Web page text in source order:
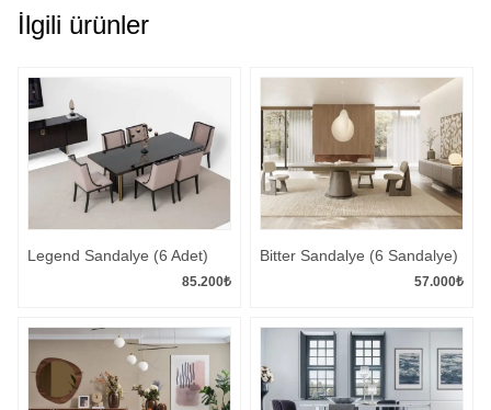
İlgili ürünler
Legend Sandalye (6 Adet)
85.200₺
Bitter Sandalye (6 Sandalye)
57.000₺